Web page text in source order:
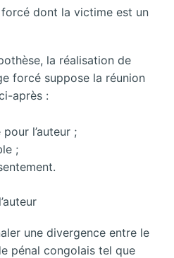
forcé dont la victime est un
la réalisation de
forcé suppose la réunion
après :
l’auteur ;
;
une divergence entre le
pénal congolais tel que